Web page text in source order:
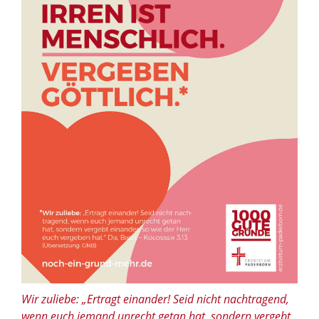
Wir zuliebe: „Ertragt einander! Seid nicht nachtragend,